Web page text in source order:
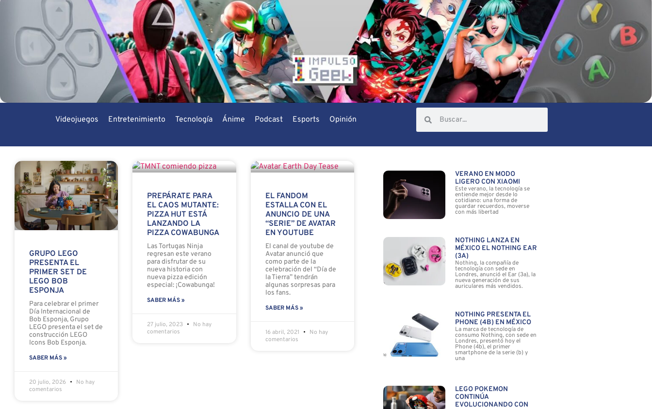
Videojuegos Entretenimiento Tecnología Ánime Podcast Esports Opinión
GRUPO LEGO
PRESENTA EL
PRIMER SET DE
LEGO BOB
ESPONJA
Para celebrar el primer
Día Internacional de
Bob Esponja, Grupo
LEGO presenta el set de
construcción LEGO
Icons Bob Esponja.
SABER MÁS »
20 julio, 2026
No hay
comentarios
PREPÁRATE PARA
EL CAOS MUTANTE:
PIZZA HUT ESTÁ
LANZANDO LA
PIZZA COWABUNGA
Las Tortugas Ninja
regresan este verano
para disfrutar de su
nueva historia con
nueva pizza edición
especial: ¡Cowabunga!
SABER MÁS »
27 julio, 2023
No hay
comentarios
EL FANDOM
ESTALLA CON EL
ANUNCIO DE UNA
“SERIE” DE AVATAR
EN YOUTUBE
El canal de youtube de
Avatar anunció que
como parte de la
celebración del “Día de
la Tierra” tendrán
algunas sorpresas para
los fans.
SABER MÁS »
16 abril, 2021
No hay
comentarios
VERANO EN MODO
LIGERO CON XIAOMI
Este verano, la tecnología se
entiende mejor desde lo
cotidiano: una forma de
guardar recuerdos, moverse
con más libertad
NOTHING LANZA EN
MÉXICO EL NOTHING EAR
(3A)
Nothing, la compañía de
tecnología con sede en
Londres, anunció el Ear (3a), la
nueva generación de sus
auriculares más vendidos.
NOTHING PRESENTA EL
PHONE (4B) EN MÉXICO
La marca de tecnología de
consumo Nothing, con sede en
Londres, presentó hoy el
Phone (4b), el primer
smartphone de la serie (b) y
una
LEGO POKÉMON
CONTINÚA
EVOLUCIONANDO CON